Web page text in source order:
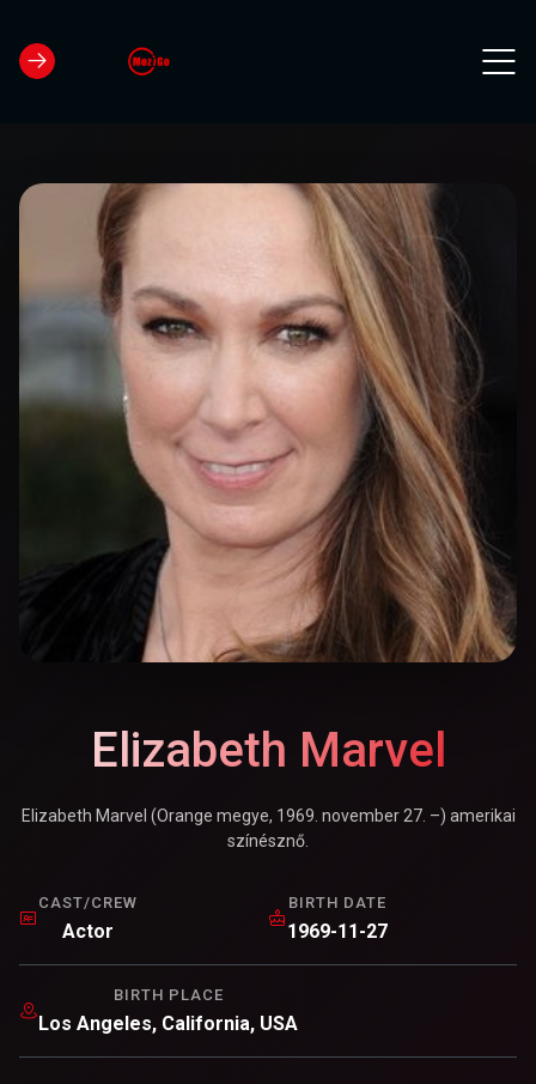
Elizabeth Marvel
Elizabeth Marvel (Orange megye, 1969. november 27. –) amerikai
színésznő.
CAST/CREW
Actor
BIRTH DATE
1969-11-27
BIRTH PLACE
Los Angeles, California, USA